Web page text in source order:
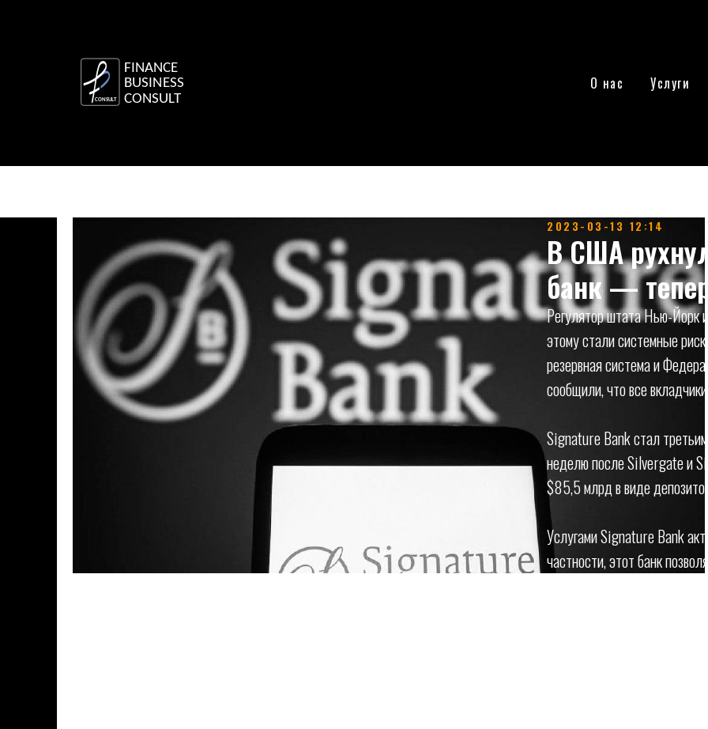
О нас Услуги
2023-03-13 12:14
В США
банк —
Регулятор штата Нью-Йорк
этому стали системные
резервная система и
сообщили, что все
Signature Bank стал третьим
неделю после Silvergate и
$85,5 млрд в виде депозитов.
Услугами Signature Bank
частности, этот банк